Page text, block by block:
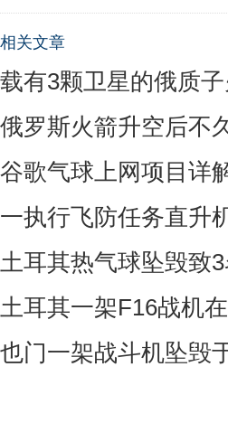
相关文章
载有3颗卫星的俄质
俄罗斯火箭升空后不
谷歌气球上网项目详
一执行飞防任务直升
土耳其热气球坠毁致
土耳其一架F16战机
也门一架战斗机坠毁